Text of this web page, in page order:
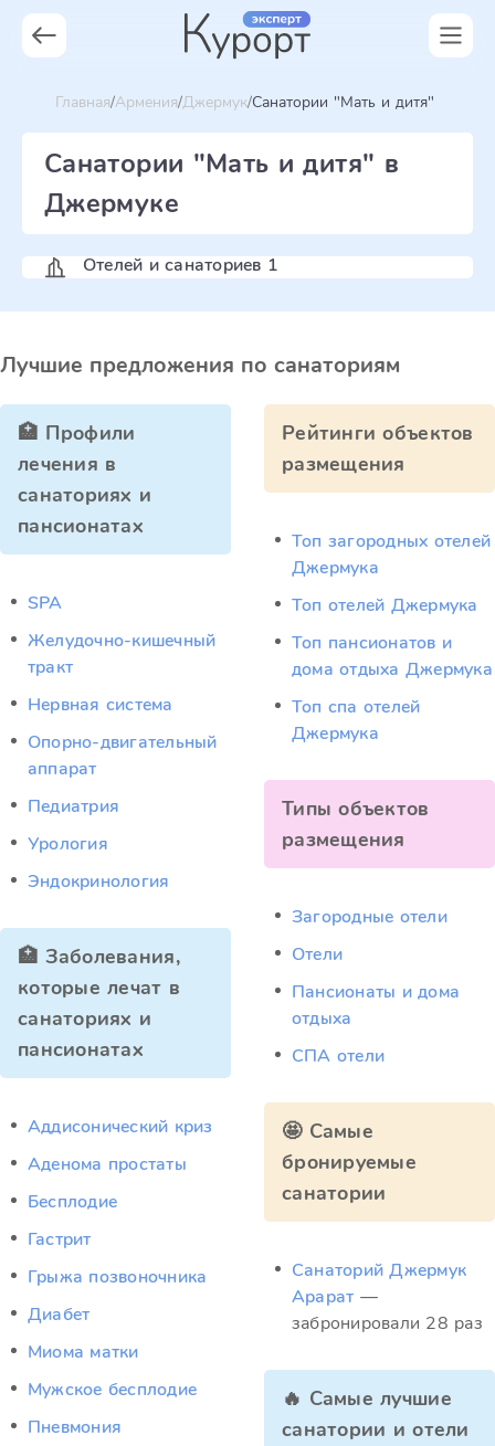
Главная Армения Джермук Санатории "Мать и дитя"
Санатории "Мать и дитя" в
Джермуке
Отелей и санаториев 1
Лучшие предложения по санаториям
🏥 Профили
лечения в
санаториях и
пансионатах
SPA
Желудочно-кишечный
тракт
Нервная система
Опорно-двигательный
аппарат
Педиатрия
Урология
Эндокринология
🏥 Заболевания,
которые лечат в
санаториях и
пансионатах
Аддисонический криз
Аденома простаты
Бесплодие
Гастрит
Грыжа позвоночника
Диабет
Миома матки
Мужское бесплодие
Пневмония
Рейтинги объектов
размещения
Топ загородных отелей
Джермука
Топ отелей Джермука
Топ пансионатов и
дома отдыха Джермука
Топ спа отелей
Джермука
Типы объектов
размещения
Загородные отели
Отели
Пансионаты и дома
отдыха
СПА отели
🤩 Самые
бронируемые
санатории
Санаторий Джермук
Арарат —
забронировали 28 раз
🔥 Самые лучшие
санатории и отели